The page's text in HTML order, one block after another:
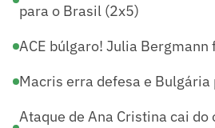
para o Brasil (2x5)
ACE búlgaro! Julia Bergmann
Macris erra defesa e Bulgária
Ataque de Ana Cristina cai do